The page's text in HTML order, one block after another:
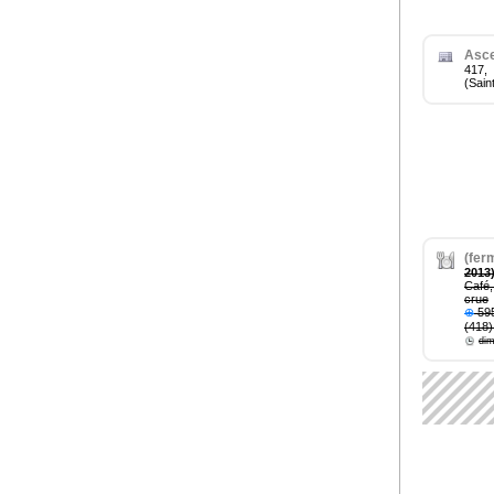
417,
2013)
crue
⊕